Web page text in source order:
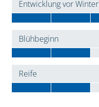
Entwicklung vor Winter
Blühbeginn
Reife